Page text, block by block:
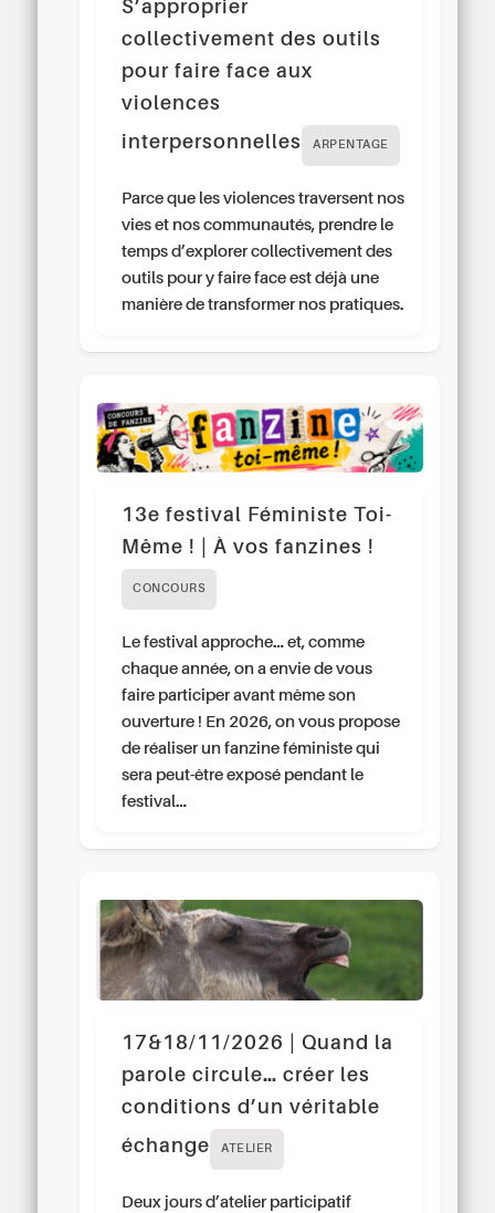
S’approprier
collectivement des outils
pour faire face aux
violences
interpersonnelles
ARPENTAGE
Parce que les violences traversent nos
vies et nos communautés, prendre le
temps d’explorer collectivement des
outils pour y faire face est déjà une
manière de transformer nos pratiques.
13e festival Féministe Toi-
Même ! | À vos fanzines !
CONCOURS
Le festival approche… et, comme
chaque année, on a envie de vous
faire participer avant même son
ouverture ! En 2026, on vous propose
de réaliser un fanzine féministe qui
sera peut-être exposé pendant le
festival…
17&18/11/2026 | Quand la
parole circule… créer les
conditions d’un véritable
échange
ATELIER
Deux jours d’atelier participatif